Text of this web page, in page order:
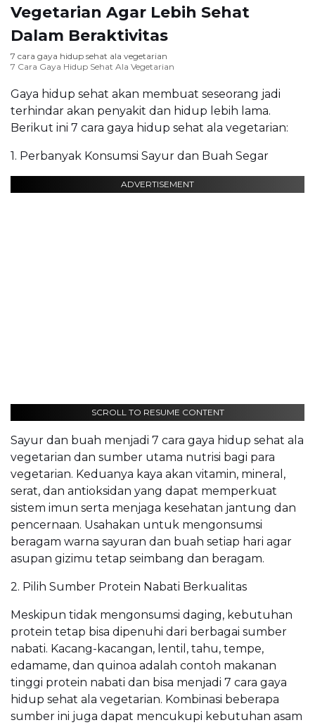
Vegetarian Agar Lebih Sehat
Dalam Beraktivitas
7 cara gaya hidup sehat ala vegetarian
7 Cara Gaya Hidup Sehat Ala Vegetarian
Gaya hidup sehat akan membuat seseorang jadi
terhindar akan penyakit dan hidup lebih lama.
Berikut ini 7 cara gaya hidup sehat ala vegetarian:
1. Perbanyak Konsumsi Sayur dan Buah Segar
ADVERTISEMENT
SCROLL TO RESUME CONTENT
Sayur dan buah menjadi 7 cara gaya hidup sehat ala
vegetarian dan sumber utama nutrisi bagi para
vegetarian. Keduanya kaya akan vitamin, mineral,
serat, dan antioksidan yang dapat memperkuat
sistem imun serta menjaga kesehatan jantung dan
pencernaan. Usahakan untuk mengonsumsi
beragam warna sayuran dan buah setiap hari agar
asupan gizimu tetap seimbang dan beragam.
2. Pilih Sumber Protein Nabati Berkualitas
Meskipun tidak mengonsumsi daging, kebutuhan
protein tetap bisa dipenuhi dari berbagai sumber
nabati. Kacang-kacangan, lentil, tahu, tempe,
edamame, dan quinoa adalah contoh makanan
tinggi protein nabati dan bisa menjadi 7 cara gaya
hidup sehat ala vegetarian. Kombinasi beberapa
sumber ini juga dapat mencukupi kebutuhan asam